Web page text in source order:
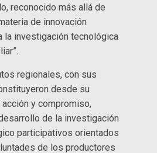
reconocido más allá de
de innovación
la investigación tecnológica
regionales, con sus
desde su
y compromiso,
de la investigación
participativos orientados
de los productores